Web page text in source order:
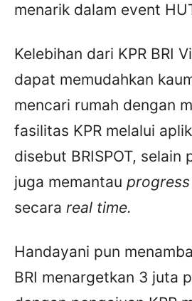
menarik dalam event
Kelebihan dari KPR BRI
dapat memudahkan
mencari rumah dengan
fasilitas KPR melalui
disebut BRISPOT, selain
juga memantau progress
secara real time.
Handayani pun
BRI menargetkan 3 juta